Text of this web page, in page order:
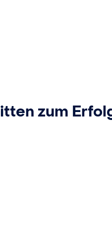
zum